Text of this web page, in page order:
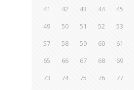
41
42 43 44 45
49
50 51 52 53
57
58 59 60 61
65
66 67 68 69
73
74 75 76 77